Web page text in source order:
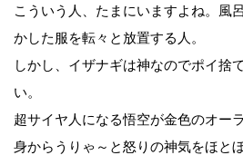
こういう人、たまにいますよね。風
かした服を転々と放置する人。
しかし、イザナギは神なのでポイ捨
い。
超サイヤ人になる悟空が金色のオー
身からうりゃ～と怒りの神気をほと